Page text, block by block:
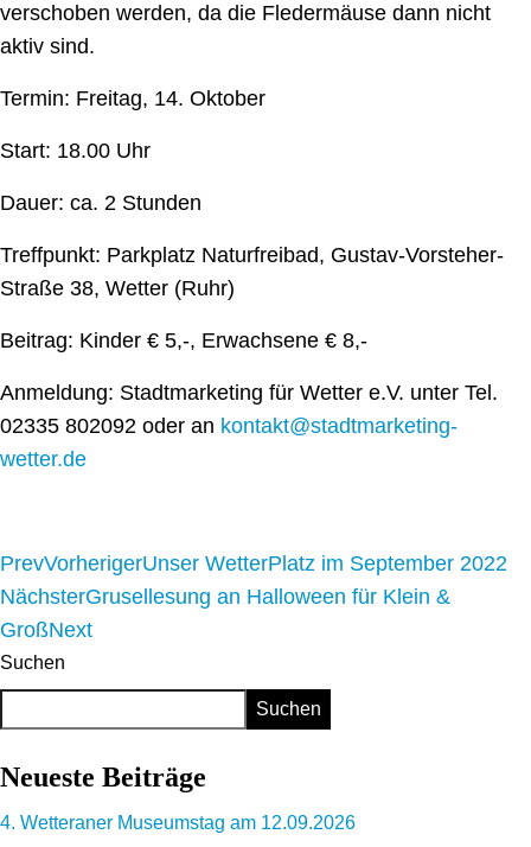
verschoben werden, da die Fledermäuse dann nicht
aktiv sind.
Termin: Freitag, 14. Oktober
Start: 18.00 Uhr
Dauer: ca. 2 Stunden
Treffpunkt: Parkplatz Naturfreibad, Gustav-Vorsteher-
Straße 38, Wetter (Ruhr)
Beitrag: Kinder € 5,-, Erwachsene € 8,-
Anmeldung: Stadtmarketing für Wetter e.V. unter Tel.
02335 802092 oder an kontakt@stadtmarketing-
wetter.de
PrevVorherigerUnser WetterPlatz im September 2022
NächsterGrusellesung an Halloween für Klein &
GroßNext
Suchen
Suchen
Neueste Beiträge
4. Wetteraner Museumstag am 12.09.2026